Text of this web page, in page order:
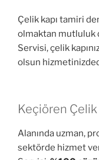
Çelik kapı tamiri
olmaktan mutluluk
Servisi, çelik
olsun
Keçiören Çelik
Alanında uzman,
sektörde hizmet